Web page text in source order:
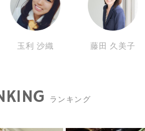
玉利 沙織 藤田 久美子
ランキング